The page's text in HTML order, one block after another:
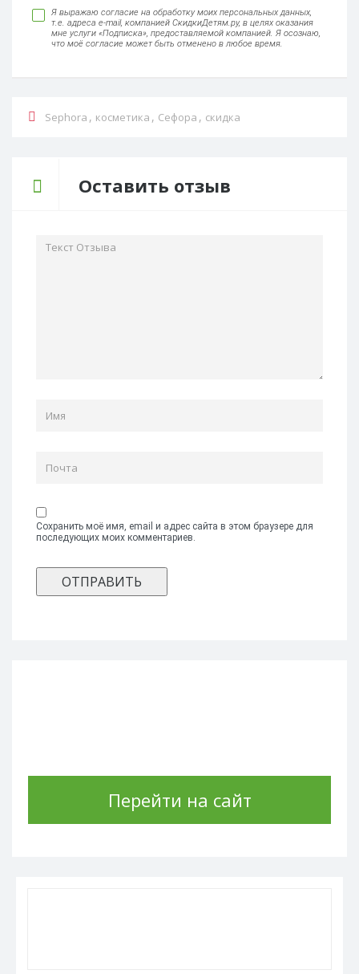
Я выражаю согласие на обработку моих персональных данных,
т.е. адреса e-mail, компанией СкидкиДетям.ру, в целях оказания
мне услуги «Подписка», предоставляемой компанией. Я осознаю,
что моё согласие может быть отменено в любое время.
Sephora , косметика , Сефора , скидка
Оставить отзыв
Сохранить моё имя, email и адрес сайта в этом браузере для
последующих моих комментариев.
Перейти на сайт